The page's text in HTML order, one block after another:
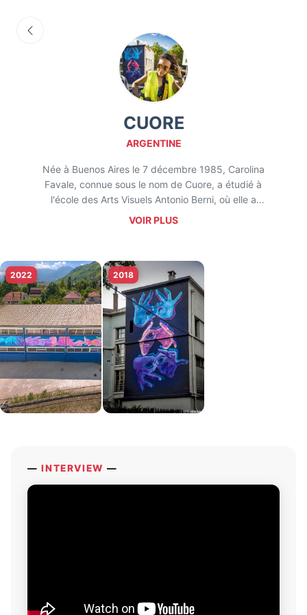
CUORE
ARGENTINE
Née à Buenos Aires le 7 décembre 1985, Carolina
Favale, connue sous le nom de Cuore, a étudié à
l'école des Arts Visuels Antonio Berni, où elle a
obtenu son diplôme en arts visuels avec une
la bombe aérosol, influencées par diverses formes
d'art urbain.
Pour Cuore, la rue est un espace permettant de
créer un langage combinant différentes formes
d'action et d'intervention directe, résultant de la
réinterprétation d'éléments de l'art visuel latino-
américain et européen, tels que le symbolisme,
l'art précolombien et l'art mural latino-américain,
traduits à travers des bombes de peinture. Son
objectif principal est de créer des espaces
intemporels et sereins, invitant à la contemplation
VOIR PLUS
2022 2018
—INTERVIEW —